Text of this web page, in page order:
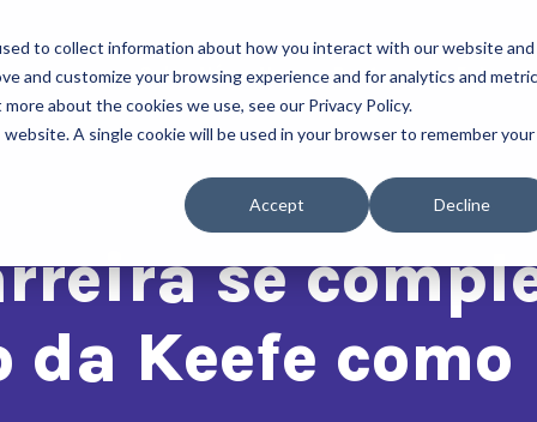
to collect information about how you interact with our website and
and customize your browsing experience and for analytics and
about the cookies we use, see our Privacy Policy.
A single cookie will be used in your browser to remember your
Accept Decline
Sobre Nós Nossos Programas Entre
se
da Keefe